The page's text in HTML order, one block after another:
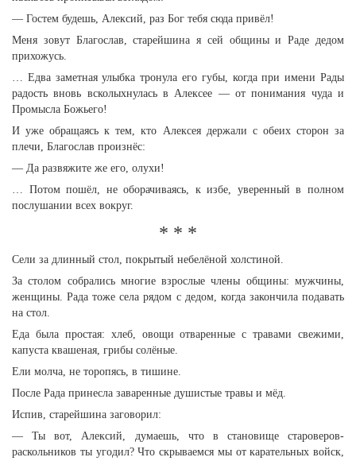
— Гостем будешь, Алексий, раз Бог тебя сюда привёл!
Меня зовут Благослав, старейшина я сей общины и Раде дедом
прихожусь.
… Едва заметная улыбка тронула его губы, когда при имени Рады
радость вновь всколыхнулась в Алексее — от понимания чуда и
Промысла Божьего!
И уже обращаясь к тем, кто Алексея держали с обеих сторон за
плечи, Благослав произнёс:
— Да развяжите же его, олухи!
… Потом пошёл, не оборачиваясь, к избе, уверенный в полном
послушании всех вокруг.
* * *
Сели за длинный стол, покрытый небелёной холстиной.
За столом собрались многие взрослые члены общины: мужчины,
женщины. Рада тоже села рядом с дедом, когда закончила подавать
на стол.
Еда была простая: хлеб, овощи отваренные с травами свежими,
капуста квашеная, грибы солёные.
Ели молча, не торопясь, в тишине.
После Рада принесла заваренные душистые травы и мёд.
Испив, старейшина заговорил:
— Ты вот, Алексий, думаешь, что в становище староверов-
раскольников ты угодил? Что скрываемся мы от карательных войск,